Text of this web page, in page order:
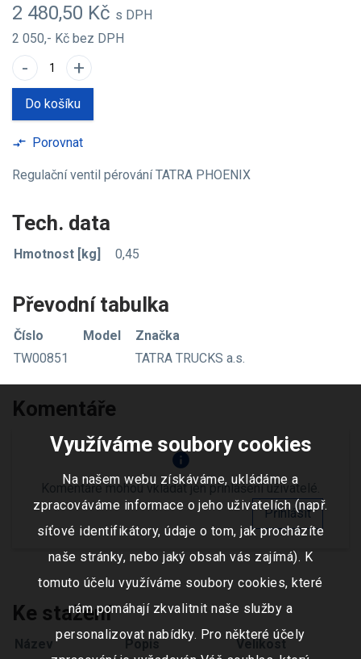
2 480,50 Kč s DPH
2 050,- Kč bez DPH
- +
Do košíku
compare_arrows Porovnat
Regulační ventil pérování TATRA PHOENIX
Tech. data
Hmotnost [kg] 0,45
Převodní tabulka
Číslo Model
Značka
TW00851
TATRA TRUCKS a.s.
Komentáře
info
Komentáře mohou vkládat jen přihlášení uživatelé.
Přihlásit
Ke stažení
Název Popis Velikost
Využíváme soubory cookies
Na našem webu získáváme, ukládáme a
zpracováváme informace o jeho uživatelích (např.
síťové identifikátory, údaje o tom, jak procházíte
naše stránky, nebo jaký obsah vás zajímá). K
tomuto účelu využíváme soubory cookies, které
nám pomáhají zkvalitnit naše služby a
personalizovat nabídky. Pro některé účely